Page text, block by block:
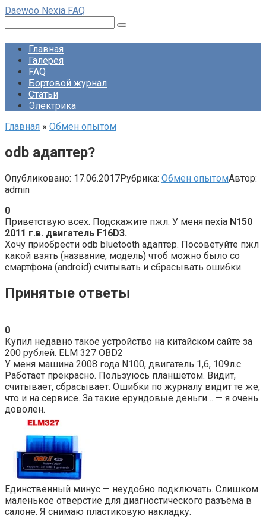
Перейти
контенту
Daewoo Nexia FAQ
Главная
Галерея
FAQ
Бортовой журнал
Статьи
Электрика
Главная » Обмен опытом
odb адаптер?
Опубликовано: 17.06.2017Рубрика: Обмен опытомАвтор:
admin
0
Приветствую всех. Подскажите пжл. У меня nexia N150
2011 г.в. двигатель F16D3.
Хочу приобрести odb bluetooth адаптер. Посоветуйте пжл
какой взять (название, модель) чтоб можно было со
смартфона (android) считывать и сбрасывать ошибки.
Принятые ответы
0
Купил недавно такое устройство на китайском сайте за
200 рублей. ELM 327 OBD2
У меня машина 2008 года N100, двигатель 1,6, 109л.с.
Работает прекрасно. Пользуюсь планшетом. Видит,
считывает, сбрасывает. Ошибки по журналу видит те же,
что и на сервисе. За такие ерундовые деньги… — я очень
доволен.
Единственный минус — неудобно подключать. Слишком
маленькое отверстие для диагностического разъёма в
салоне. Я снимаю пластиковую накладку.